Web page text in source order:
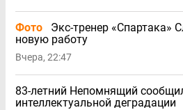
Фото
Экс-тренер «Спартака»
новую работу
Вчера, 22:47
83-летний Непомнящий
интеллектуальной деградации